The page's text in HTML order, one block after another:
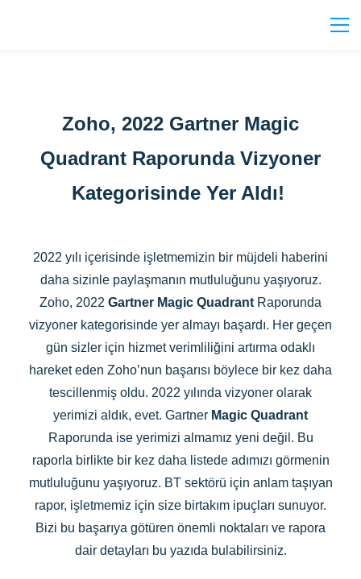
Zoho, 2022 Gartner Magic
Quadrant Raporunda Vizyoner
Kategorisinde Yer Aldı!
2022 yılı içerisinde işletmemizin bir müjdeli haberini
daha sizinle paylaşmanın mutluluğunu yaşıyoruz.
Zoho, 2022 Gartner Magic Quadrant Raporunda
vizyoner kategorisinde yer almayı başardı. Her geçen
gün sizler için hizmet verimliliğini artırma odaklı
hareket eden Zoho’nun başarısı böylece bir kez daha
tescillenmiş oldu. 2022 yılında vizyoner olarak
yerimizi aldık, evet. Gartner Magic Quadrant
Raporunda ise yerimizi almamız yeni değil. Bu
raporla birlikte bir kez daha listede adımızı görmenin
mutluluğunu yaşıyoruz. BT sektörü için anlam taşıyan
rapor, işletmemiz için size birtakım ipuçları sunuyor.
Bizi bu başarıya götüren önemli noktaları ve rapora
dair detayları bu yazıda bulabilirsiniz.